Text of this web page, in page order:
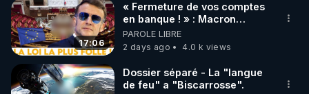
17:06
« Fermeture de vos comptes
en banque ! » : Macron
impose une loi folle !
PAROLE LIBRE
2 days ago
4.0 k views
Dossier séparé - La "langue
de feu" a "Biscarrosse".